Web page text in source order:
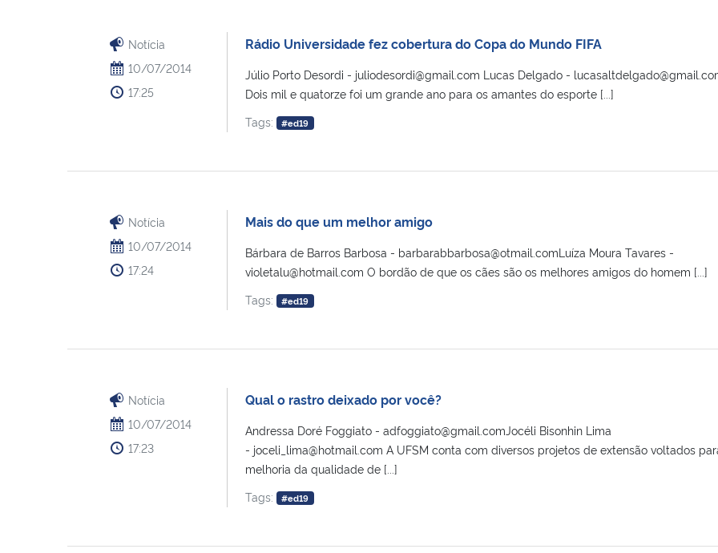
Notícia
10/07/2014
17:25
Rádio Universidade fez cobertura do Copa do Mundo FIFA
Júlio Porto Desordi - juliodesordi@gmail.com Lucas Delgado -
Dois mil e quatorze foi um grande ano para os amantes do esporte [...]
Tags:
#ed19
Notícia
10/07/2014
17:24
Mais do que um melhor amigo
Bárbara de Barros Barbosa - barbarabbarbosa@otmail.comLuíza Moura Tavares -
violetalu@hotmail.com O bordão de que os cães são os melhores amigos do homem [...]
Tags:
#ed19
Notícia
10/07/2014
17:23
Qual o rastro deixado por você?
Andressa Doré Foggiato - adfoggiato@gmail.comJocéli Bisonhin Lima
- joceli_lima@hotmail.com A UFSM conta com diversos projetos de extensão voltados
melhoria da qualidade de [...]
Tags:
#ed19